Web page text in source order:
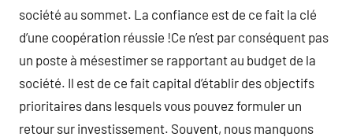
société au sommet. La confiance est de ce fait la clé
d’une coopération réussie !Ce n’est par conséquent pas
un poste à mésestimer se rapportant au budget de la
société. Il est de ce fait capital d’établir des objectifs
prioritaires dans lesquels vous pouvez formuler un
retour sur investissement. Souvent, nous manquons